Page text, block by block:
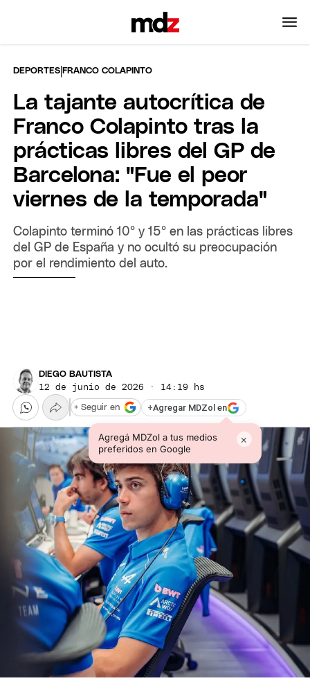
DEPORTES |FRANCO COLAPINTO
La tajante autocrítica de
Franco Colapinto tras la
prácticas libres del GP de
Barcelona: "Fue el peor
viernes de la temporada"
Colapinto terminó 10° y 15° en las prácticas libres
del GP de España y no ocultó su preocupación
por el rendimiento del auto.
DIEGO BAUTISTA
12 de junio de 2026 · 14:19 hs
+Agregar MDZol en
Agregá MDZol a tus medios
preferidos en Google
×
+ Seguir en